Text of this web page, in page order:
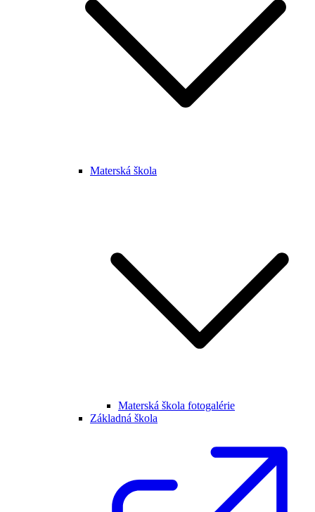
Materská škola
Materská škola fotogalérie
Základná škola